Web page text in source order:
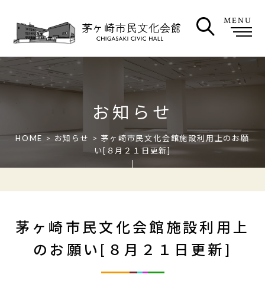
MENU
お知らせ
HOME > お知らせ
> 茅ヶ崎市民文化会館施設利用上のお願
い[８月２１日更新]
茅ヶ崎市民文化会館施設利用上
のお願い[８月２１日更新]